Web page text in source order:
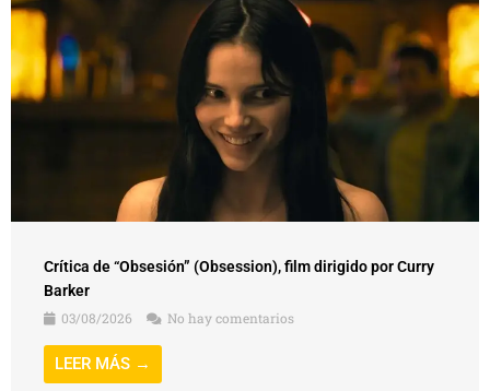
Crítica de “Obsesión” (Obsession), film dirigido por Curry
Barker
03/08/2026
No hay comentarios
LEER MÁS →